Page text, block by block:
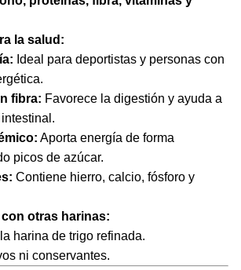
la salud:
Ideal para deportistas y personas con
fibra: Favorece la digestión y ayuda a
Aporta energía de forma
picos de azúcar.
Contiene hierro, calcio, fósforo y
otras harinas:
harina de trigo refinada.
ni conservantes.